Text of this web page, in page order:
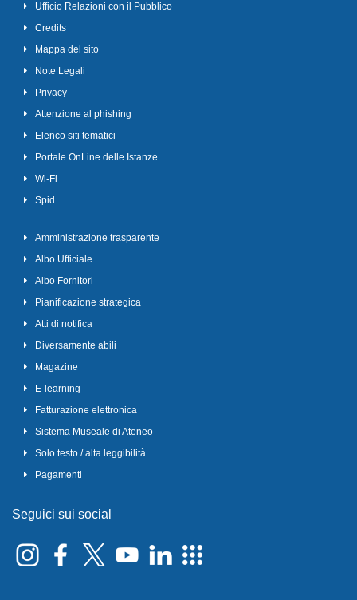
Ufficio Relazioni con il Pubblico
Credits
Mappa del sito
Note Legali
Privacy
Attenzione al phishing
Elenco siti tematici
Portale OnLine delle Istanze
Wi-Fi
Spid
Amministrazione trasparente
Albo Ufficiale
Albo Fornitori
Pianificazione strategica
Atti di notifica
Diversamente abili
Magazine
E-learning
Fatturazione elettronica
Sistema Museale di Ateneo
Solo testo / alta leggibilità
Pagamenti
Seguici sui social